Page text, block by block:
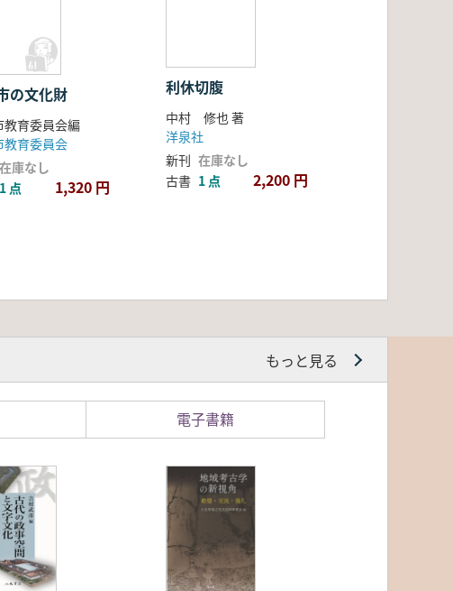
の文化財
教育委員会編
教育委員会
在庫なし
1 点 1,320 円
利休切腹
中村 修也 著
洋泉社
新刊 在庫なし
古書 1 点 2,200 円
もっと見る
電子書籍